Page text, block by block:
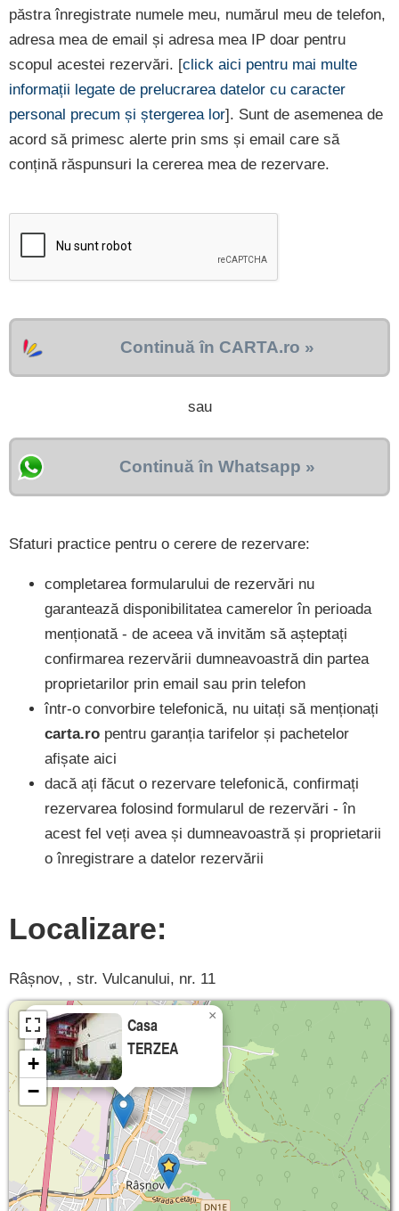
păstra înregistrate numele meu, numărul meu de telefon,
adresa mea de email și adresa mea IP doar pentru
scopul acestei rezervări. [click aici pentru mai multe
informații legate de prelucrarea datelor cu caracter
personal precum și ștergerea lor]. Sunt de asemenea de
acord să primesc alerte prin sms și email care să
conțină răspunsuri la cererea mea de rezervare.
Continuă în CARTA.ro »
sau
Continuă în Whatsapp »
Sfaturi practice pentru o cerere de rezervare:
completarea formularului de rezervări nu
garantează disponibilitatea camerelor în perioada
menționată - de aceea vă invităm să așteptați
confirmarea rezervării dumneavoastră din partea
proprietarilor prin email sau prin telefon
într-o convorbire telefonică, nu uitați să menționați
carta.ro pentru garanția tarifelor și pachetelor
afișate aici
dacă ați făcut o rezervare telefonică, confirmați
rezervarea folosind formularul de rezervări - în
acest fel veți avea și dumneavoastră și proprietarii
o înregistrare a datelor rezervării
Localizare:
Râșnov, , str. Vulcanului, nr. 11
Casa
TERZEA
×
+
−